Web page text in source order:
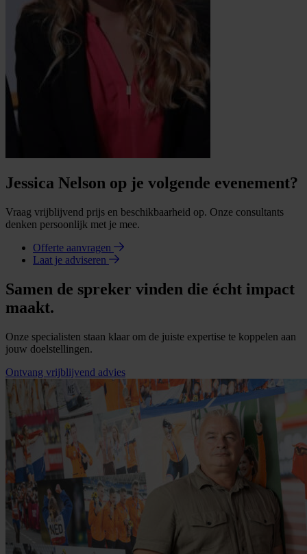
Jessica Nelson op je volgende evenement?
Vraag vrijblijvend prijs en beschikbaarheid op. Onze consultants
denken persoonlijk met je mee.
Offerte aanvragen
Laat je adviseren
Samen de spreker vinden die écht impact
maakt.
Onze specialisten staan klaar om de juiste expertise te koppelen aan
jouw doelstellingen.
Ontvang vrijblijvend advies